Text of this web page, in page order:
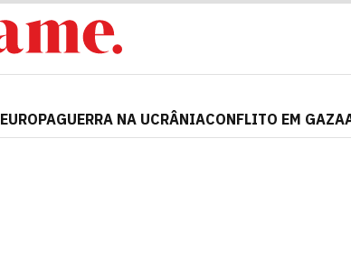
EUROPAGUERRA NA UCRÂNIACONFLITO EM GAZA